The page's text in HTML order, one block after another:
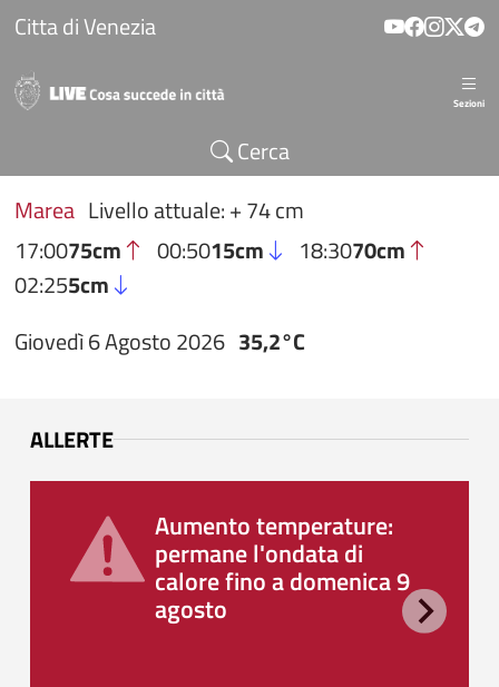
Salta al contenuto principale
Citta di Venezia
Sezioni
Cerca
Marea Livello attuale: + 74 cm
17:0075cm 00:5015cm 18:3070cm
02:255cm
Giovedì 6 Agosto 2026 35,2°C
ALLERTE
Aumento temperature:
permane l'ondata di
calore fino a domenica 9
agosto